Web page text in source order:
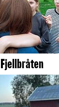
Fjellbråten